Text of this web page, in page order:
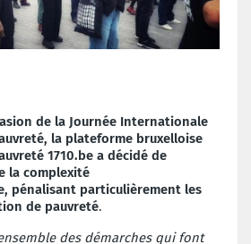
de la Journée Internationale
la plateforme bruxelloise
1710.be a décidé de
la complexité
pénalisant particulièrement les
de pauvreté.
des démarches qui font